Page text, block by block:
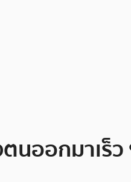
นออกมาเร็